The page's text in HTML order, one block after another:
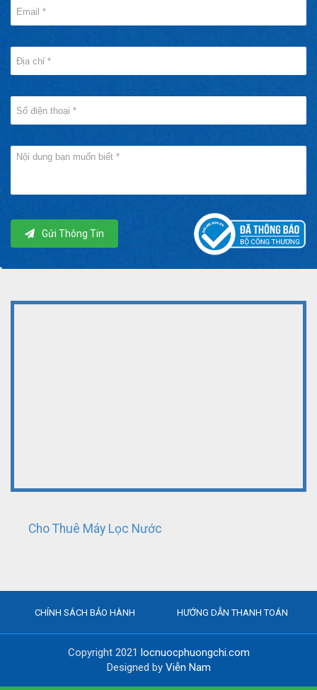
Gửi Thông Tin
Cho Thuê Máy Lọc Nước
CHÍNH SÁCH BẢO HÀNH HƯỚNG DẪN THANH TOÁN
Copyright 2021 locnuocphuongchi.com
Designed by Viễn Nam